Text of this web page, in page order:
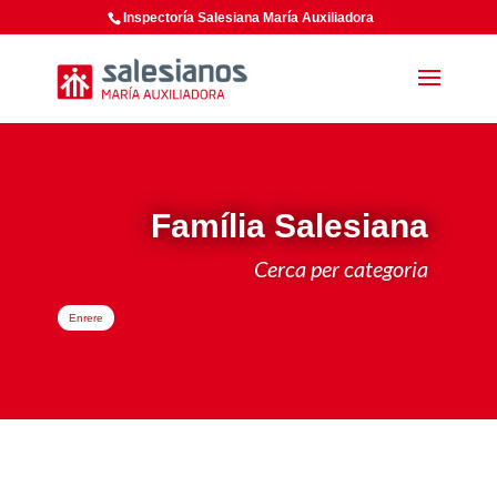
Inspectoría Salesiana María Auxiliadora
Família Salesiana
Cerca per categoria
Enrere